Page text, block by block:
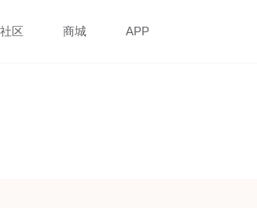
社区 商城 APP